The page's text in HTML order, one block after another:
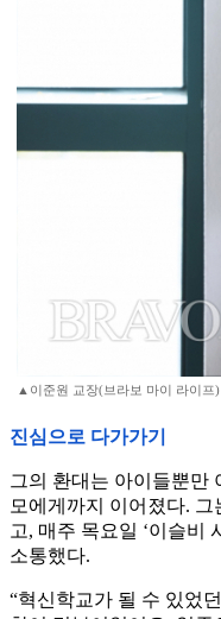
▲이준원 교장(브라보 마이 라이프)
진심으로 다가가기
그의 환대는 아이들뿐만
모에게까지 이어졌다.
고, 매주 목요일 ‘이슬비
소통했다.
“혁신학교가 될 수 있었